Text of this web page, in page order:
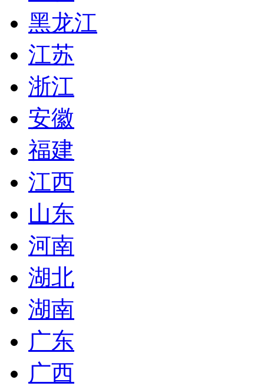
黑龙江
江苏
浙江
安徽
福建
江西
山东
河南
湖北
湖南
广东
广西